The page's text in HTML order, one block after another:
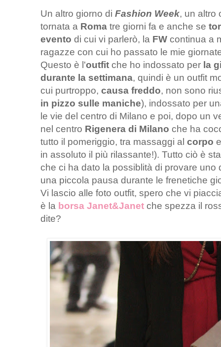
Un altro giorno di Fashion Week, un altro
tornata a Roma tre giorni fa e anche se
evento di cui vi parlerò, la FW continua a
ragazze con cui ho passato le mie
Questo è l'outfit che ho indossato per la
durante la settimana, quindi è un outfit
cui purtroppo, causa freddo, non sono
in pizzo sulle maniche), indossato per
le vie del centro di Milano e poi, dopo un
nel centro Rigenera di Milano che ha
tutto il pomeriggio, tra massaggi al corpo
in assoluto il più rilassante!). Tutto ciò è
che ci ha dato la possiblità di provare uno
una piccola pausa durante le frenetiche
Vi lascio alle foto outfit, spero che vi
è la borsa Janet&Janet che spezza il
dite?